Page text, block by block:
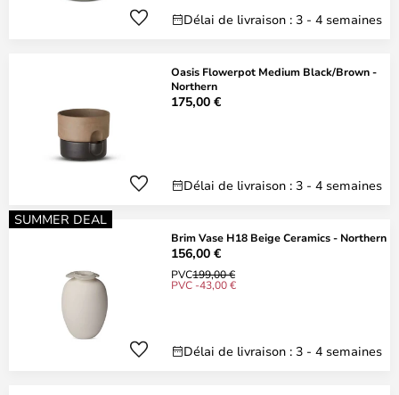
Délai de livraison : 3 - 4 semaines
Oasis Flowerpot Medium Black/Brown -
Northern
175,00 €
Délai de livraison : 3 - 4 semaines
SUMMER DEAL
Brim Vase H18 Beige Ceramics - Northern
156,00 €
PVC199,00 €
PVC -43,00 €
Délai de livraison : 3 - 4 semaines